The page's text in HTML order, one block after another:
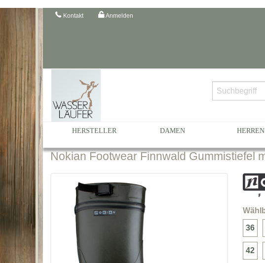
Kontakt Anmelden
HERSTELLER DAMEN HERREN
Startseite
NokianFootwear Finnwald Gummistiefel
36
42